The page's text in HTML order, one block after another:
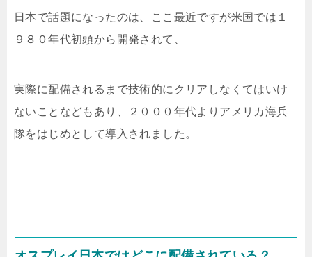
日本で話題になったのは、ここ最近ですが米国では１
９８０年代初頭から開発されて、
実際に配備されるまで技術的にクリアしなくてはいけ
ないことなどもあり、２０００年代よりアメリカ海兵
隊をはじめとして導入されました。